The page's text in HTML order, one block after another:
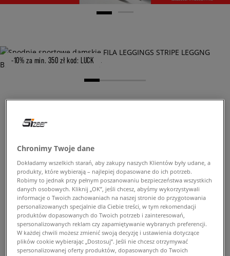
-10% za min. 350 zł kod: LUCK
LEGGNG BLK/PK
69,99 zł z VAT
139,99 zł -50%
(najniższa cena od momentu wprowadzenia produktu)
139,99 zł -50% (Cena początkowa)
✛ 70 PKT. WSIZEERCLUB
Kolor:czarny
Chronimy Twoje dane
Dokładamy wszelkich starań, aby zakupy naszych Klientów były udane, a
produkty, które wybierają – najlepiej dopasowane do ich potrzeb.
Robimy to jednak przy pełnym poszanowaniu bezpieczeństwa wszystkich
danych osobowych. Kliknij „OK”, jeśli chcesz, abyśmy wykorzystywali
informacje o Twoich zachowaniach na naszej stronie do przygotowania
personalizowanych specjalnie dla Ciebie treści, w tym rekomendacji
produktów dopasowanych do Twoich potrzeb i zainteresowań,
spersonalizowanych reklam czy zapamiętywanie wybranych preferencji.
W każdej chwili możesz zmienić swoją decyzję i ustawienia dotyczące
plików cookie wybierając „Dostosuj”. Jeśli nie chcesz otrzymywać
spersonalizowanej oferty produktów, dopasowanych do Twoich